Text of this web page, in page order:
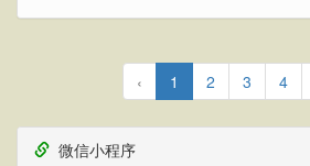
‹ 1 2 3 4
微信小程序